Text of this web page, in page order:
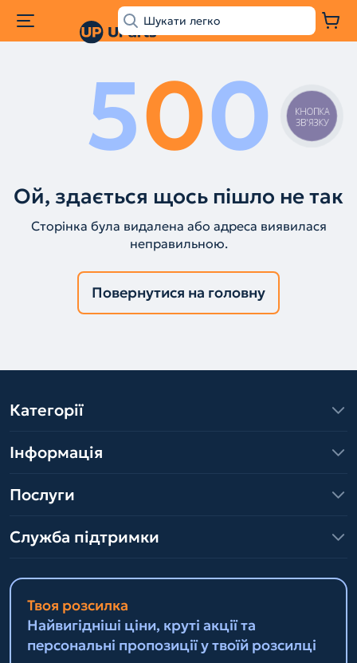
500
Ой, здається щось пішло не так
Сторінка була видалена або адреса виявилася
неправильною.
Повернутися на головну
Категорії
Інформація
Послуги
Служба підтримки
Твоя розсилка
Найвигідніші ціни, круті акції та
персональні пропозиції у твоїй розсилці
КНОПКА
ЗВ'ЯЗКУ